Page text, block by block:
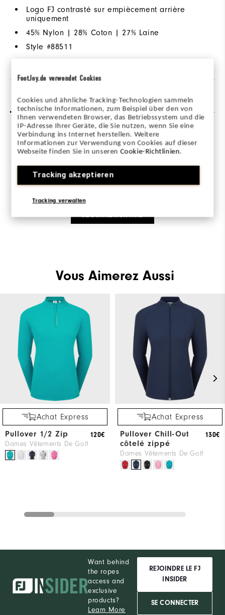
FootJoy.de verwendet Cookies
Cookies und ähnliche Tracking-Technologien sammeln
technische Informationen, zum Beispiel über den von
Ihnen verwendeten Browser, das Betriebssystem und die
IP-Adresse Ihrer Geräte, die Sie nutzen, wenn Sie eine
Verbindung ins Internet herstellen. Weitere
Informationen zur Verwendung von Cookies auf dieser
Webseite finden Sie in unserenCookie-Richtlinien.
Tracking akzeptieren
Tracking verwalten
Logo FJ contrasté sur empiècement arrière
uniquement
45% Nylon | 28% Coton | 27% Laine
Style #88511
Avis Q&R
Be the first to review this product
Share your thoughts with other customers.
Vous Aimerez Aussi
Achat Express
Pullover 1/2 Zip
Dames Vêtements De Golf
120€
Achat Express
Pullover Chill-Out
côtelé zippé
Dames Vêtements De Golf
130€
Want behind
the ropes
access and
exclusive
products?
Learn More
REJOINDRE LE FJ
INSIDER
SE CONNECTER